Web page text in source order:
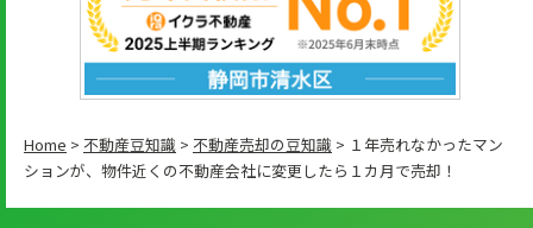
Home > 不動産豆知識 > 不動産売却の豆知識 > １年売れなかったマン
ションが、物件近くの不動産会社に変更したら１カ月で売却！